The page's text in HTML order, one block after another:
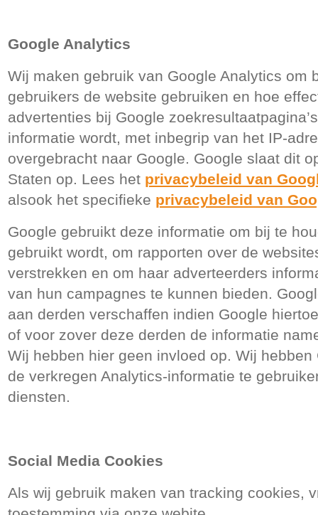
Google Analytics
Wij maken gebruik van Google Analytics om
gebruikers de website gebruiken en hoe
advertenties bij Google
informatie wordt, met inbegrip van het IP-
overgebracht naar Google. Google slaat dit
Staten op. Lees het privacybeleid van
alsook het specifieke privacybeleid van
Google gebruikt deze informatie om bij te
gebruikt wordt, om rapporten over de
verstrekken en om haar adverteerders
van hun campagnes te kunnen bieden.
aan derden verschaffen indien Google
of voor zover deze derden de informatie
Wij hebben hier geen invloed op. Wij
de verkregen Analytics-informatie te
diensten.
Social Media Cookies
Als wij gebruik maken van tracking cookies,